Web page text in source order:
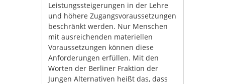
Leistungssteigerungen in der Lehre
und höhere Zugangsvoraussetzungen
beschränkt werden. Nur Menschen
mit ausreichenden materiellen
Voraussetzungen können diese
Anforderungen erfüllen. Mit den
Worten der Berliner Fraktion der
Jungen Alternativen heißt das, dass